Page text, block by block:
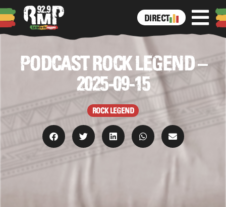
DIRECT
PODCAST ROCK LEGEND –
2025-09-15
ROCK LEGEND